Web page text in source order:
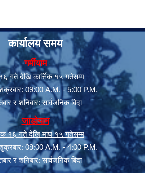
कार्यालय समय
गर्मीयाम
गते देखि कार्त्तिक १५ गतेसम्म
शक्रबार: 09:00 A.M. - 5:00 P.M.
र शनिबार: सार्वजनिक बिदा
जाडोयाम
१६ गते देखि माघ १५ गतेसम्म
शुक्रबार: 09:00 A.M. - 4:00 P.M.
र शनिबार: सार्वजनिक बिदा